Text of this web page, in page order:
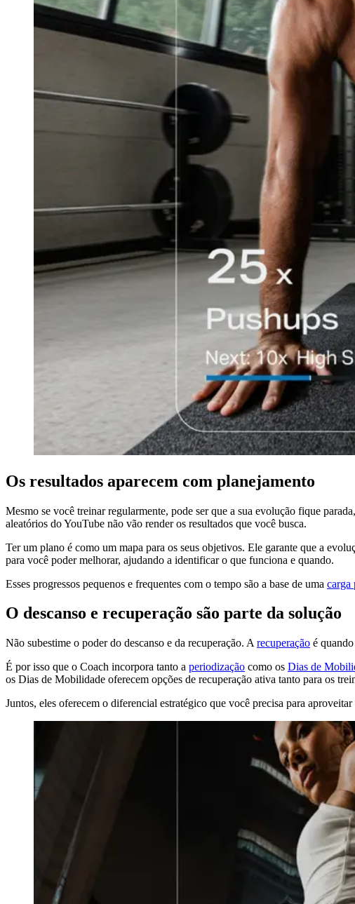
Os resultados aparecem com planejamento
Mesmo se você treinar regularmente, pode ser que a sua evolução fique
aleatórios do YouTube não vão render os resultados que você busca.
Ter um plano é como um mapa para os seus objetivos. Ele garante que a
para você poder melhorar, ajudando a identificar o que funciona e quando.
Esses progressos pequenos e frequentes com o tempo são a base de uma carga
O descanso e recuperação são parte da solução
Não subestime o poder do descanso e da recuperação. A recuperação é
É por isso que o Coach incorpora tanto a periodização como os Dias de
os Dias de Mobilidade oferecem opções de recuperação ativa tanto para os
Juntos, eles oferecem o diferencial estratégico que você precisa para